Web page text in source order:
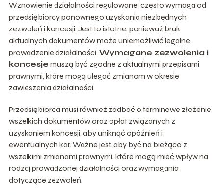
Wznowienie działalności regulowanej często wymaga od
przedsiębiorcy ponownego uzyskania niezbędnych
zezwoleń i koncesji. Jest to istotne, ponieważ brak
aktualnych dokumentów może uniemożliwić legalne
prowadzenie działalności. Wymagane zezwolenia i
koncesje muszą być zgodne z aktualnymi przepisami
prawnymi, które mogą ulegać zmianom w okresie
zawieszenia działalności.
Przedsiębiorca musi również zadbać o terminowe złożenie
wszelkich dokumentów oraz opłat związanych z
uzyskaniem koncesji, aby uniknąć opóźnień i
ewentualnych kar. Ważne jest, aby być na bieżąco z
wszelkimi zmianami prawnymi, które mogą mieć wpływ na
rodzaj prowadzonej działalności oraz wymagania
dotyczące zezwoleń.